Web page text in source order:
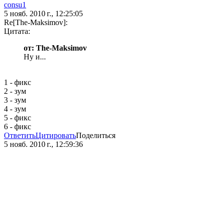
consu1
5 нояб. 2010 г., 12:25:05
Re[The-Maksimov]:
Цитата:
от: The-Maksimov
Ну и...
1 - фикс
2 - зум
3 - зум
4 - зум
5 - фикс
6 - фикс
ОтветитьЦитироватьПоделиться
5 нояб. 2010 г., 12:59:36